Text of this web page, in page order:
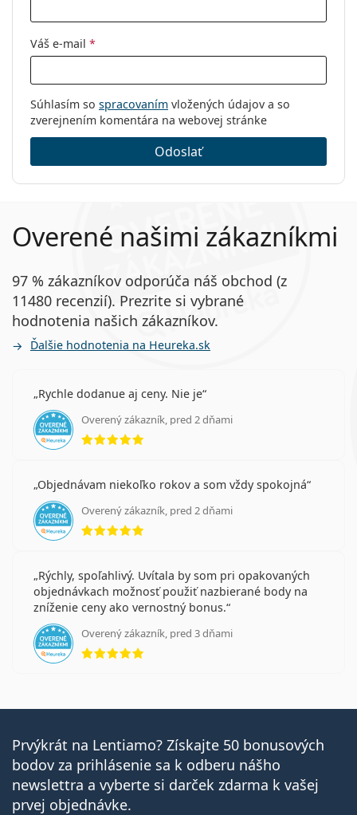
Váš e-mail *
Súhlasím so spracovaním vložených údajov a so
zverejnením komentára na webovej stránke
Odoslať
Overené našimi zákazníkmi
97 % zákazníkov odporúča náš obchod (z
11480 recenzií). Prezrite si vybrané
hodnotenia našich zákazníkov.
Ďalšie hodnotenia na Heureka.sk
Rychle dodanue aj ceny. Nie je
Overený zákazník, pred 2 dňami
hodnotenie 5 z 5
Objednávam niekoľko rokov a som vždy spokojná
Overený zákazník, pred 2 dňami
hodnotenie 5 z 5
Rýchly, spoľahlivý. Uvítala by som pri opakovaných
objednávkach možnosť použiť nazbierané body na
zníženie ceny ako vernostný bonus.
Overený zákazník, pred 3 dňami
hodnotenie 5 z 5
Prvýkrát na Lentiamo? Získajte 50 bonusových
bodov za prihlásenie sa k odberu nášho
newslettra a vyberte si darček zdarma k vašej
prvej objednávke.